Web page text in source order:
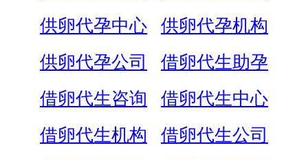
供卵代孕中心
供卵代孕机构
供卵代孕公司
借卵代生助孕
借卵代生咨询
借卵代生中心
借卵代生机构
借卵代生公司